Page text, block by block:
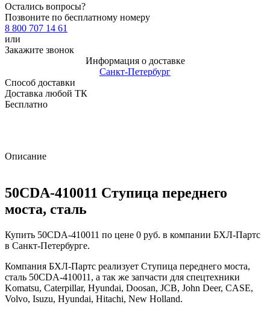
Остались вопросы?
Позвоните по бесплатному номеру
8 800 707 14 61
или
Закажите звонок
Информация о доставке
Санкт-Петербург
Способ доставки
Доставка любой ТК
Бесплатно
Описание
50CDA-410011 Ступица переднего
моста, сталь
Купить 50CDA-410011 по цене 0 руб. в компании БХЛ-Партс
в Санкт-Петербурге.
Компания БХЛ-Партс реализует Ступица переднего моста,
сталь 50CDA-410011, а так же запчасти для спецтехники
Komatsu, Caterpillar, Hyundai, Doosan, JCB, John Deer, CASE,
Volvo, Isuzu, Hyundai, Hitachi, New Holland.